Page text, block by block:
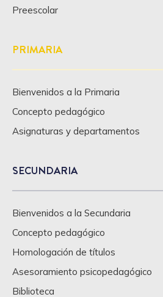
Preescolar
PRIMARIA
Bienvenidos a la Primaria
Concepto pedagógico
Asignaturas y departamentos
SECUNDARIA
Bienvenidos a la Secundaria
Concepto pedagógico
Homologación de títulos
Asesoramiento psicopedagógico
Biblioteca